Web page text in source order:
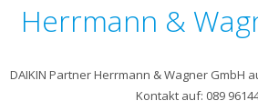
Herrmann &
DAIKIN Partner Herrmann & Wagner GmbH
Kontakt auf: 089